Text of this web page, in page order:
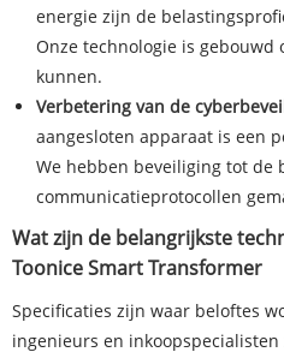
energie zijn de
Onze technologie is gebouwd
kunnen.
Verbetering van de
aangesloten apparaat is een
We hebben beveiliging tot de
communicatieprotocollen
Wat zijn de belangrijkste
Toonice Smart Transformer
Specificaties zijn waar beloftes
ingenieurs en